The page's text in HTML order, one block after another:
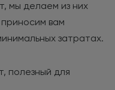
мы делаем из них
вам
затратах.
полезный для